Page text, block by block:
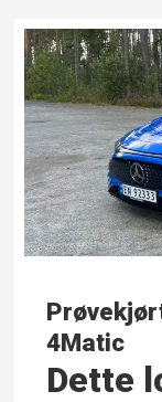
4Matic
Dette